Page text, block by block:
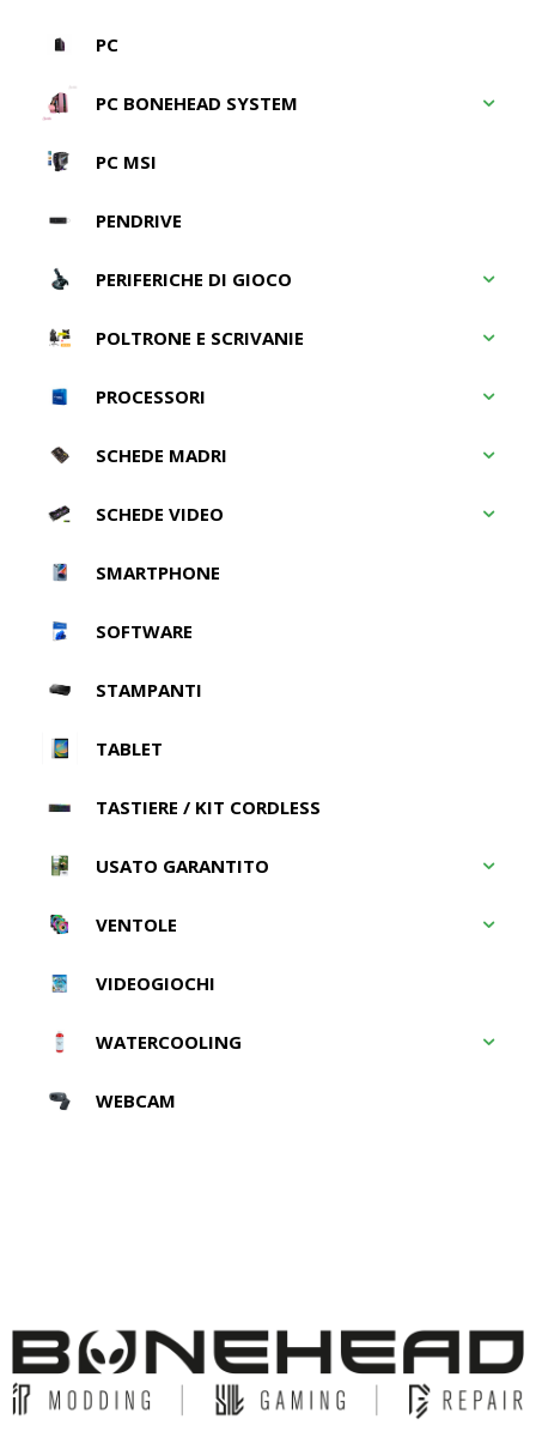
PC
PC BONEHEAD SYSTEM
PC MSI
PENDRIVE
PERIFERICHE DI GIOCO
POLTRONE E SCRIVANIE
PROCESSORI
SCHEDE MADRI
SCHEDE VIDEO
SMARTPHONE
SOFTWARE
STAMPANTI
TABLET
TASTIERE / KIT CORDLESS
USATO GARANTITO
VENTOLE
VIDEOGIOCHI
WATERCOOLING
WEBCAM